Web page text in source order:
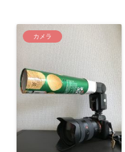
カメラ